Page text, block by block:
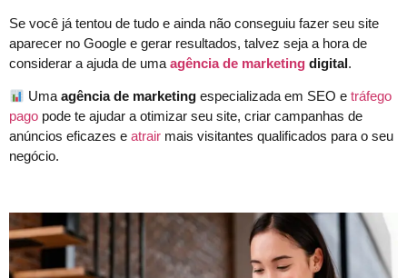
Se você já tentou de tudo e ainda não conseguiu fazer seu site
aparecer no Google e gerar resultados, talvez seja a hora de
considerar a ajuda de uma agência de marketing digital.
Umaagência de marketing especializada em SEO etráfego
pago pode te ajudar a otimizar seu site, criar campanhas de
anúncios eficazes e atrair mais visitantes qualificados para o seu
negócio.